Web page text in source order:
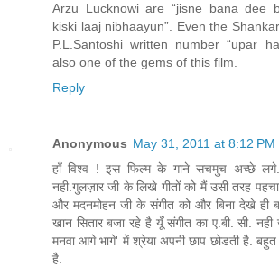
Arzu Lucknowi are “jisne bana dee
kiski laaj nibhaayun”. Even the
P.L.Santoshi written number “upar
also one of the gems of this film.
Reply
Anonymous May 31, 2011 at 8:12 PM
हाँ विश्व ! इस फिल्म के गाने सचमुच अच्छे
नही.गुलज़ार जी के लिखे गीतों को मैं उसी तरह
और मदनमोहन जी के संगीत को और बिना देखे ही
खान सितार बजा रहे है यूँ संगीत का ए.बी. सी.
मनवा आगे भागे' में श्रेया अपनी छाप छोडती है.
है.